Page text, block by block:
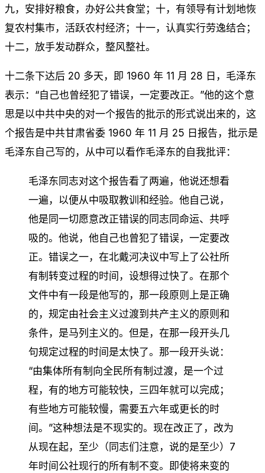
九，安排好粮食，办好公共食堂；十，有领导有计划地恢
复农村集市，活跃农村经济；十一，认真实行劳逸结合；
十二，放手发动群众，整风整社。
十二条下达后 20 多天，即 1960 年 11 月 28 日，毛泽东
表示：“自己也曾经犯了错误，一定要改正。”他的这个意
思是以中共中央的对一个报告的批示的形式说出来的，这
个报告是中共甘肃省委 1960 年 11 月 25 日报告，批示是
毛泽东自己写的，从中可以看作毛泽东的自我批评：
毛泽东同志对这个报告看了两遍，他说还想看
一遍，以便从中吸取教训和经验。他自己说，
他是同一切愿意改正错误的同志同命运、共呼
吸的。他说，他自己也曾犯了错误，一定要改
正。错误之一，在北戴河决议中写上了公社所
有制转变过程的时间，设想得过快了。在那个
文件中有一段是他写的，那一段原则上是正确
的，规定由社会主义过渡到共产主义的原则和
条件，是马列主义的。但是，在那一段开头几
句规定过程的时间是太快了。那一段开头说：
“由集体所有制向全民所有制过渡，是一个过
程，有的地方可能较快，三四年就可以完成；
有些地方可能较慢，需要五六年或更长的时
间。”这种想法是不现实的。现在改正了，改为
从现在起，至少（同志们注意，说的是至少）7
年时间公社现行的所有制不变。即使将来变的